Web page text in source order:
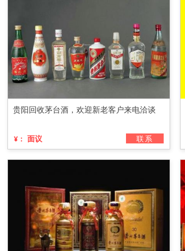
贵阳回收茅台酒，欢迎新老客户来电洽谈
¥： 面议 联系